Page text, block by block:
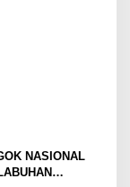
NASIONAL